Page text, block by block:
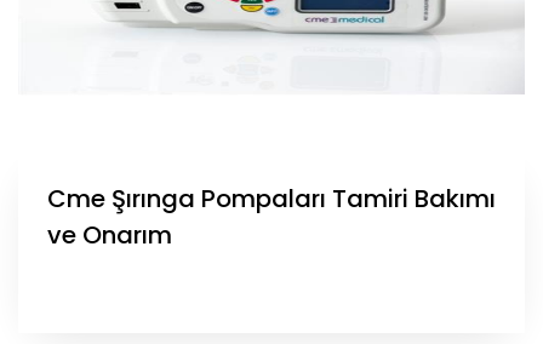
Cme Şırınga Pompaları Tamiri Bakımı
ve Onarım